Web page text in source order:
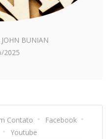
BUNIAN
2025
Contato
Facebook
Youtube